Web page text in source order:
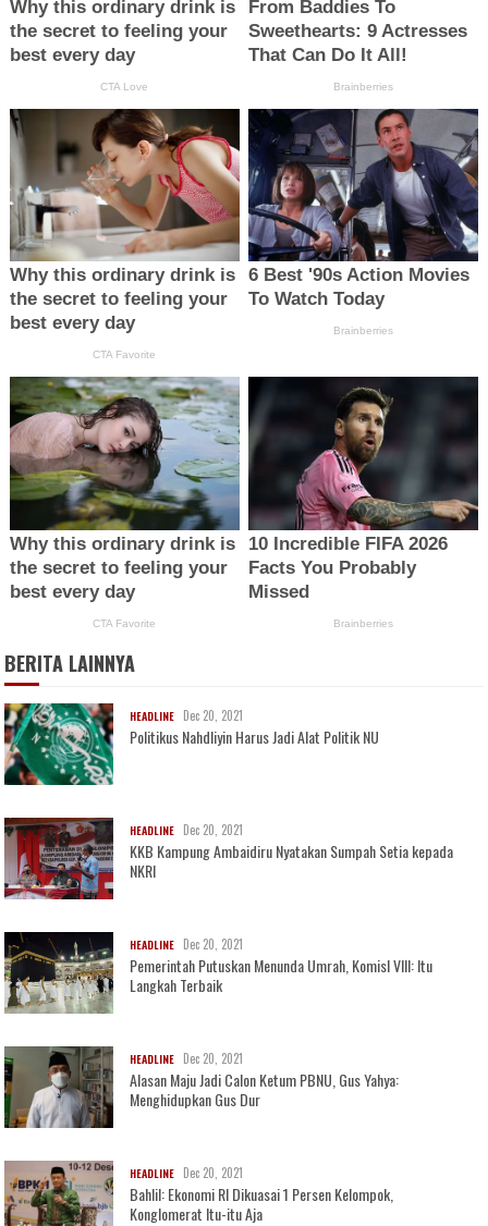
BERITA LAINNYA
HEADLINE Dec 20, 2021
Politikus Nahdliyin Harus Jadi Alat Politik NU
HEADLINE Dec 20, 2021
KKB Kampung Ambaidiru Nyatakan Sumpah Setia kepada
NKRI
HEADLINE Dec 20, 2021
Pemerintah Putuskan Menunda Umrah, KomisI VIII: Itu
Langkah Terbaik
HEADLINE Dec 20, 2021
Alasan Maju Jadi Calon Ketum PBNU, Gus Yahya:
Menghidupkan Gus Dur
HEADLINE Dec 20, 2021
Bahlil: Ekonomi RI Dikuasai 1 Persen Kelompok,
Konglomerat Itu-itu Aja